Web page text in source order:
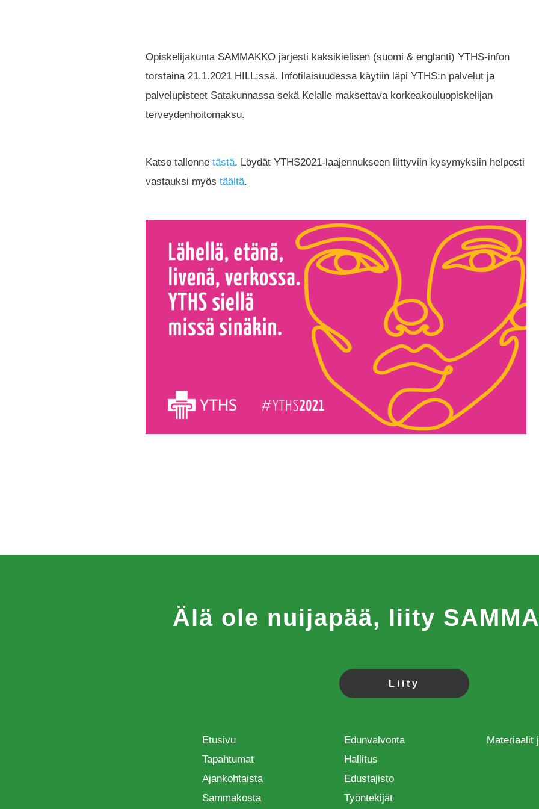
Opiskelijakunta SAMMAKKO järjesti kaksikielisen (suomi & englanti) YTHS-infon
torstaina 21.1.2021 HILL:ssä. Infotilaisuudessa käytiin läpi YTHS:n palvelut ja
palvelupisteet Satakunnassa sekä Kelalle maksettava korkeakouluopiskelijan
terveydenhoitomaksu.
Katso tallenne tästä. Löydät YTHS2021-laajennukseen liittyviin kysymyksiin helposti
vastauksi myös täältä.
Älä ole nuijapää, liity
Liity
Etusivu
Tapahtumat
Ajankohtaista
Sammakosta
Edunvalvonta
Hallitus
Edustajisto
Työntekijät
Materiaalit